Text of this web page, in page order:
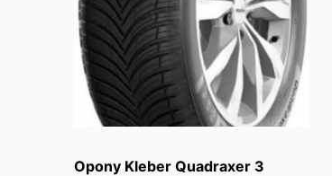
Opony Kleber Quadraxer 3